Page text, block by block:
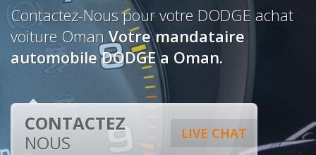
Contactez-Nous pour votre DODGE achat
voiture Oman Votre mandataire
automobile DODGE a Oman.
LIVE CHAT
CONTACTEZ
NOUS